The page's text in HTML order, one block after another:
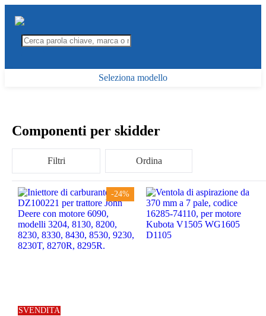
Seleziona modello
Componenti per skidder
Filtri Ordina
-24%
SVENDITA